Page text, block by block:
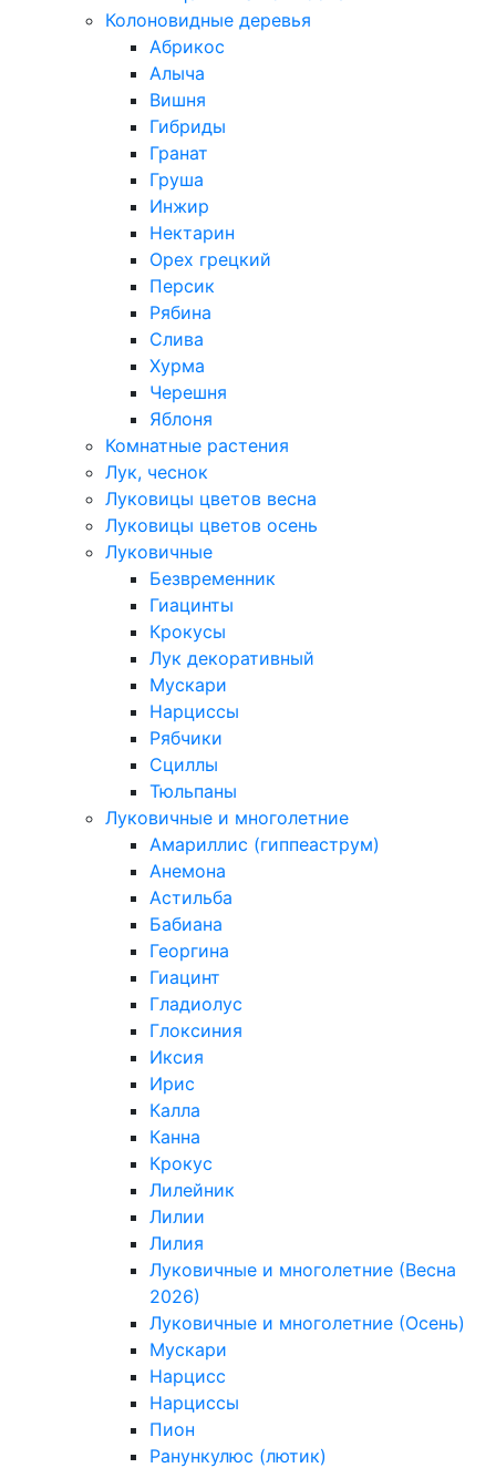
Колоновидные деревья
Абрикос
Алыча
Вишня
Гибриды
Гранат
Груша
Инжир
Нектарин
Орех грецкий
Персик
Рябина
Слива
Хурма
Черешня
Яблоня
Комнатные растения
Лук, чеснок
Луковицы цветов весна
Луковицы цветов осень
Луковичные
Безвременник
Гиацинты
Крокусы
Лук декоративный
Мускари
Нарциссы
Рябчики
Сциллы
Тюльпаны
Луковичные и многолетние
Амариллис (гиппеаструм)
Анемона
Астильба
Бабиана
Георгина
Гиацинт
Гладиолус
Глоксиния
Иксия
Ирис
Калла
Канна
Крокус
Лилейник
Лилии
Лилия
Луковичные и многолетние (Весна
2026)
Луковичные и многолетние (Осень)
Мускари
Нарцисс
Нарциссы
Пион
Ранункулюс (лютик)